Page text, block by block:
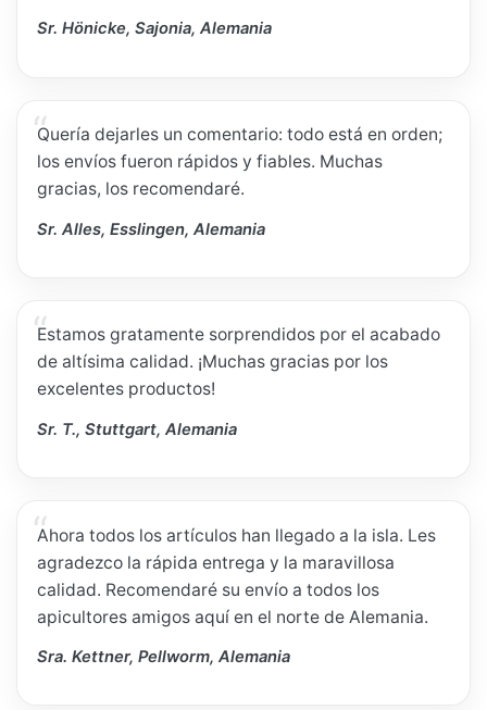
Sr. Hönicke, Sajonia, Alemania
Quería dejarles un comentario: todo está en orden;
los envíos fueron rápidos y fiables. Muchas
gracias, los recomendaré.
Sr. Alles, Esslingen, Alemania
Estamos gratamente sorprendidos por el acabado
de altísima calidad. ¡Muchas gracias por los
excelentes productos!
Sr. T., Stuttgart, Alemania
Ahora todos los artículos han llegado a la isla. Les
agradezco la rápida entrega y la maravillosa
calidad. Recomendaré su envío a todos los
apicultores amigos aquí en el norte de Alemania.
Sra. Kettner, Pellworm, Alemania